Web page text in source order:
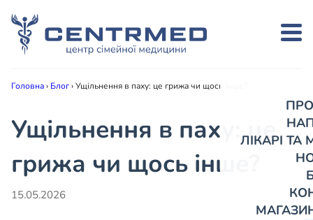
ЛІКАРІ
Головна› Блог›Ущільнення в паху: це грижа чи щось інше?
Ущільнення в паху: це
грижа чи щось інше?
15.05.2026